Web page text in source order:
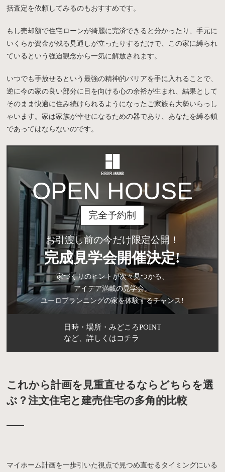
括査定を依頼してみるのもおすすめです。
もし売却額で住宅ローンが綺麗に完済できると分かったり、手元に
いくらか資金が残る見通しが立ったりするだけで、この家に縛られ
ているという強迫観念から一気に解放されます。
いつでも手放せるという最強の精神的バリアを手に入れることで、
逆に今の家の良い部分に目を向ける心の余裕が生まれ、結果として
そのまま快適に住み続けられるようになったご家族も大勢いらっし
ゃいます。家は家族が幸せになるための器であり、あなたを縛る鎖
であってはならないのです。
完全予約制
OPEN HOUSE
お引渡し前の今だけ限定公開！
完成見学会開催決定!
家づくりのヒントが次々見つかる、
アイデア満載の見学会。
ユーロプランニングの家を体験するチャンス!
日時・場所・みどころPOINT
など、詳しくはコチラ
これから計画を見重直せるならどちらを選
ぶ？注文住宅と建売住宅の多角的比較
マイホーム計画を一歩引いた視点で見つめ直せるタイミングにいる